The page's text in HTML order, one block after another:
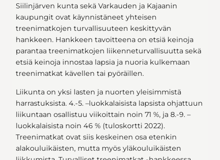
Siilinjärven kunta sekä Varkauden ja Kajaanin
kaupungit ovat käynnistäneet yhteisen
treenimatkojen turvallisuuteen keskittyvän
hankkeen. Hankkeen tavoitteena on etsiä keinoja
parantaa treenimatkojen liikenneturvallisuutta sekä
etsiä keinoja innostaa lapsia ja nuoria kulkemaan
treenimatkat kävellen tai pyöräillen.
Liikunta on yksi lasten ja nuorten yleisimmistä
harrastuksista. 4.-5. –luokkalaisista lapsista ohjattuun
liikuntaan osallistuu viikoittain noin 71 %, ja 8.-9. –
luokkalaisista noin 46 % (tuloskortti 2022).
Treenimatkat ovat siis keskeinen osa etenkin
alakouluikäisten, mutta myös yläkouluikäisten